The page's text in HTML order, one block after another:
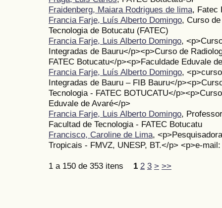
Fraidenberg, Maiara Rodrigues de lima, Fatec
Francia Farje, Luís Alberto Domingo, Curso
Tecnologia de Botucatu (FATEC)
Francia Farje, Luis Alberto Domingo,
Integradas de Bauru</p><p>Curso de
FATEC Botucatu</p><p>Faculdade Eduvale
Francia Farje, Luís Alberto Domingo,
Integradas de Bauru – FIB Bauru</
Tecnologia - FATEC BOTUCATU</
Eduvale de Avaré</p>
Francia Farje, Luis Alberto Domingo,
Facultad de Tecnologia - FATEC Botucatu
Francisco, Caroline de Lima,
Tropicais - FMVZ, UNESP, BT.</p> <p>e-
1 a 150 de 353 itens 1 2 3 > >>